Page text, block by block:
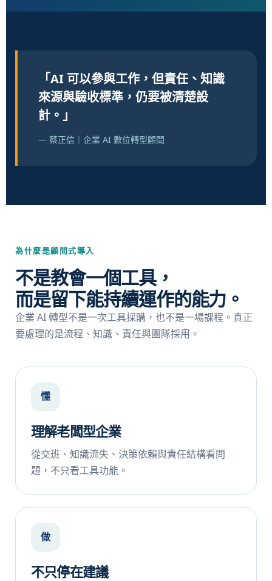
「AI 可以參與工作，但責任、知識
來源與驗收標準，仍要被清楚設
計。」
— 蔡正信｜企業 AI 數位轉型顧問
為什麼是顧問式導入
不是教會一個工具，
而是留下能持續運作的能力。
企業 AI 轉型不是一次工具採購，也不是一場課程。真正
要處理的是流程、知識、責任與團隊採用。
懂
理解老闆型企業
從交班、知識流失、決策依賴與責任結構看問
題，不只看工具功能。
做
不只停在建議